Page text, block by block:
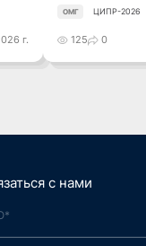
г.
ОМГ ЦИПР-2026
125 0
с нами